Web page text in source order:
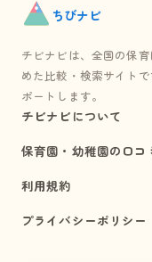
ちびナビ
チビナビは、全国の保
めた比較・検索サイト
ポートします。
チビナビについて
保育園・幼稚園の口コ
利用規約
プライバシーポリシー